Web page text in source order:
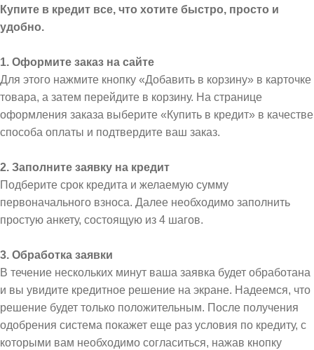
Купите в кредит все, что хотите быстро, просто и
удобно.
1. Оформите заказ на сайте
Для этого нажмите кнопку «Добавить в корзину» в карточке
товара, а затем перейдите в корзину. На странице
оформления заказа выберите «Купить в кредит» в качестве
способа оплаты и подтвердите ваш заказ.
2. Заполните заявку на кредит
Подберите срок кредита и желаемую сумму
первоначального взноса. Далее необходимо заполнить
простую анкету, состоящую из 4 шагов.
3. Обработка заявки
В течение нескольких минут ваша заявка будет обработана
и вы увидите кредитное решение на экране. Надеемся, что
решение будет только положительным. После получения
одобрения система покажет еще раз условия по кредиту, с
которыми вам необходимо согласиться, нажав кнопку